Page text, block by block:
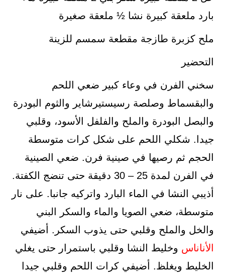
بارد ملعقة كبيرة نشا ½ ملعقة صغيرة
ملح كزبرة طازجة مقطعة سمسم للزينة
التحضير
سخني الفرن في وعاء كبير ضعي اللحم
والبقسماط وصلصة رسيستيرشاير والثوم البودرة
والبصل البودرة والملح والفلفل الأسود، وقلبي
جيدا. شكلي اللحم على شكل كرات متوسطة
الحجم ثم رصيها في صينية فرن. ضعي الصينية
في الفرن لمدة 25 – 30 دقيقة حتى تنضج الكفتة.
أذيبي النشا في الماء البارد واتركيه جانبا. على نار
متوسطة، ضعي الصويا والماء والسكر البني
والخل والملح وقلبي حتى يذوب السكر. أضيفي
الأناناس وخليط النشا وقلبي باستمرار حتى يغلي
الخليط ويغلظ. أضيفي كرات اللحم وقلبي جيدا